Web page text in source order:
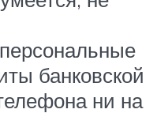
банковской
ни на